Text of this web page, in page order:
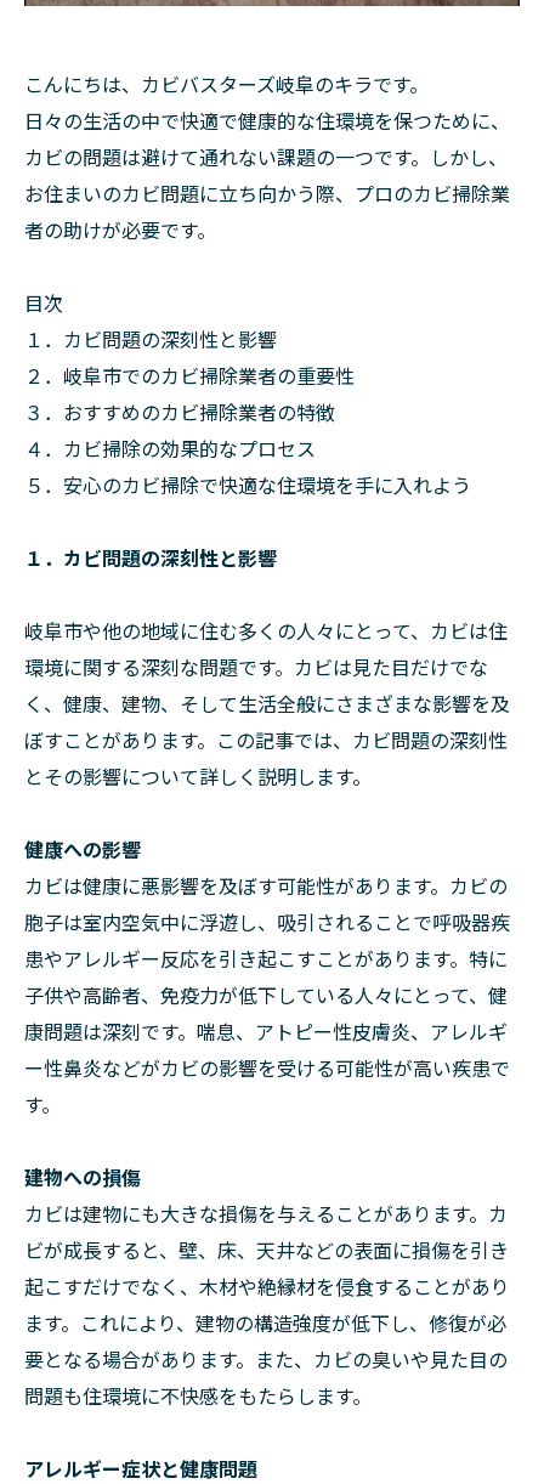
こんにちは、カビバスターズ岐阜のキラです。
日々の生活の中で快適で健康的な住環境を保つために、
カビの問題は避けて通れない課題の一つです。しかし、
お住まいのカビ問題に立ち向かう際、プロのカビ掃除業
者の助けが必要です。
目次
１．カビ問題の深刻性と影響
２．岐阜市でのカビ掃除業者の重要性
３．おすすめのカビ掃除業者の特徴
４．カビ掃除の効果的なプロセス
５．安心のカビ掃除で快適な住環境を手に入れよう
１．カビ問題の深刻性と影響
岐阜市や他の地域に住む多くの人々にとって、カビは住
環境に関する深刻な問題です。カビは見た目だけでな
く、健康、建物、そして生活全般にさまざまな影響を及
ぼすことがあります。この記事では、カビ問題の深刻性
とその影響について詳しく説明します。
健康への影響
カビは健康に悪影響を及ぼす可能性があります。カビの
胞子は室内空気中に浮遊し、吸引されることで呼吸器疾
患やアレルギー反応を引き起こすことがあります。特に
子供や高齢者、免疫力が低下している人々にとって、健
康問題は深刻です。喘息、アトピー性皮膚炎、アレルギ
ー性鼻炎などがカビの影響を受ける可能性が高い疾患で
す。
建物への損傷
カビは建物にも大きな損傷を与えることがあります。カ
ビが成長すると、壁、床、天井などの表面に損傷を引き
起こすだけでなく、木材や絶縁材を侵食することがあり
ます。これにより、建物の構造強度が低下し、修復が必
要となる場合があります。また、カビの臭いや見た目の
問題も住環境に不快感をもたらします。
アレルギー症状と健康問題